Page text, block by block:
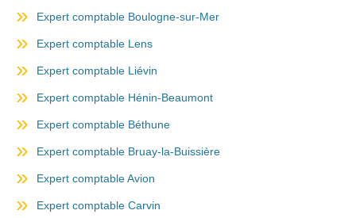
Expert comptable Boulogne-sur-Mer
Expert comptable Lens
Expert comptable Liévin
Expert comptable Hénin-Beaumont
Expert comptable Béthune
Expert comptable Bruay-la-Buissière
Expert comptable Avion
Expert comptable Carvin